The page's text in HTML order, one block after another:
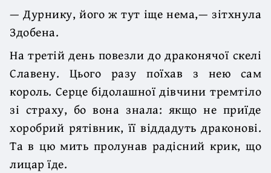
— Дурнику, його ж тут іще нема,— зітхнула
Здобена.
На третій день повезли до драконячої скелі
Славену. Цього разу поїхав з нею сам
король. Серце бідолашної дівчини тремтіло
зі страху, бо вона знала: якщо не приїде
хоробрий рятівник, її віддадуть драконові.
Та в цю мить пролунав радісний крик, що
лицар їде.